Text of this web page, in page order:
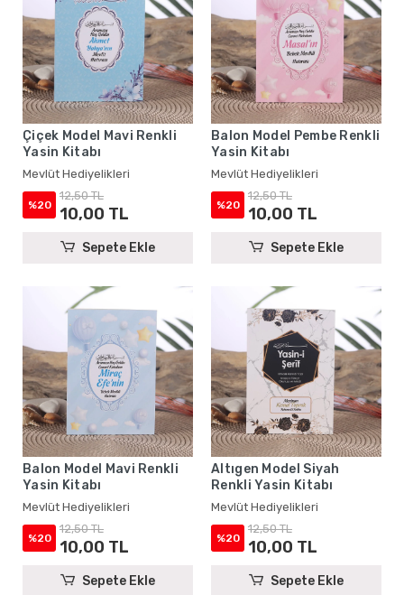
Çiçek Model Mavi Renkli
Yasin Kitabı
Mevlüt Hediyelikleri
%20
12,50 TL
10,00 TL
Sepete Ekle
Balon Model Pembe Renkli
Yasin Kitabı
Mevlüt Hediyelikleri
%20
12,50 TL
10,00 TL
Sepete Ekle
Balon Model Mavi Renkli
Yasin Kitabı
Mevlüt Hediyelikleri
%20
12,50 TL
10,00 TL
Sepete Ekle
Altıgen Model Siyah
Renkli Yasin Kitabı
Mevlüt Hediyelikleri
%20
12,50 TL
10,00 TL
Sepete Ekle